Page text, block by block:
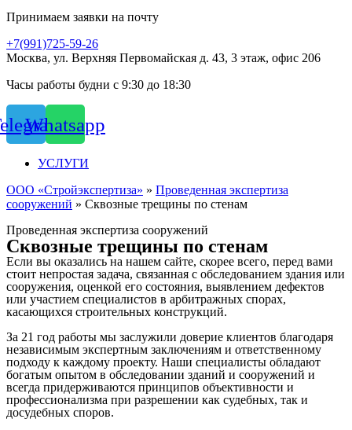
Принимаем заявки на почту
+7(991)725-59-26
Москва, ул. Верхняя Первомайская д. 43, 3 этаж, офис 206
Часы работы будни с 9:30 до 18:30
Whatsapp
УСЛУГИ
ООО «Стройэкспертиза» » Проведенная экспертиза
сооружений » Сквозные трещины по стенам
Проведенная экспертиза сооружений
Сквозные трещины по стенам
Если вы оказались на нашем сайте, скорее всего, перед вами
стоит непростая задача, связанная с обследованием здания или
сооружения, оценкой его состояния, выявлением дефектов
или участием специалистов в арбитражных спорах,
касающихся строительных конструкций.
За 21 год работы мы заслужили доверие клиентов благодаря
независимым экспертным заключениям и ответственному
подходу к каждому проекту. Наши специалисты обладают
богатым опытом в обследовании зданий и сооружений и
всегда придерживаются принципов объективности и
профессионализма при разрешении как судебных, так и
досудебных споров.